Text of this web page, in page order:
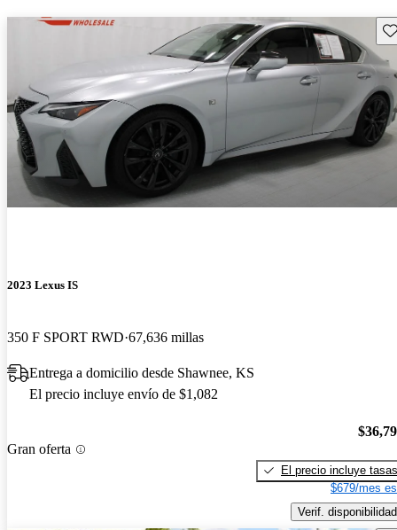
2023 Lexus IS
350 F SPORT RWD 67,636 millas
Entrega a domicilio desde Shawnee, KS
El precio incluye envío de $1,082
Gran oferta
El precio incluye tasas
$679/mes
Verif. disponibilidad